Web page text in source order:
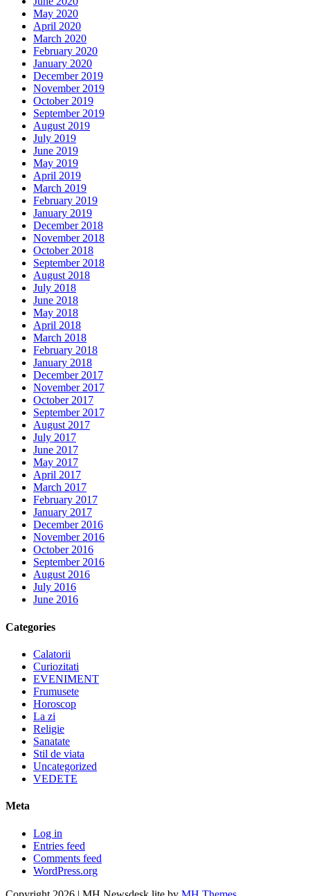
May 2020
April 2020
March 2020
February 2020
January 2020
December 2019
November 2019
October 2019
September 2019
August 2019
July 2019
June 2019
May 2019
April 2019
March 2019
February 2019
January 2019
December 2018
November 2018
October 2018
September 2018
August 2018
July 2018
June 2018
May 2018
April 2018
March 2018
February 2018
January 2018
December 2017
November 2017
October 2017
September 2017
August 2017
July 2017
June 2017
May 2017
April 2017
March 2017
February 2017
January 2017
December 2016
November 2016
October 2016
September 2016
August 2016
July 2016
June 2016
Categories
Calatorii
Curiozitati
EVENIMENT
Frumusete
Horoscop
La zi
Religie
Sanatate
Stil de viata
Uncategorized
VEDETE
Meta
Log in
Entries feed
Comments feed
WordPress.org